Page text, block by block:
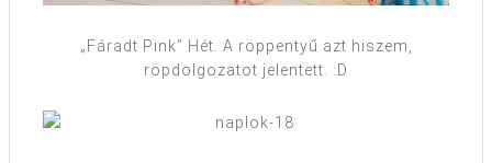
„Fáradt Pink” Hét. A röppentyű azt hiszem,
röpdolgozatot jelentett. :D